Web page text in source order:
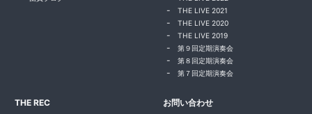
THE LIVE 2021
THE LIVE 2020
THE LIVE 2019
第９回定期演奏会
第８回定期演奏会
第７回定期演奏会
THE REC お問い合わせ